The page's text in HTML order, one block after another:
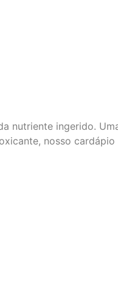
nutriente ingerido.
nosso